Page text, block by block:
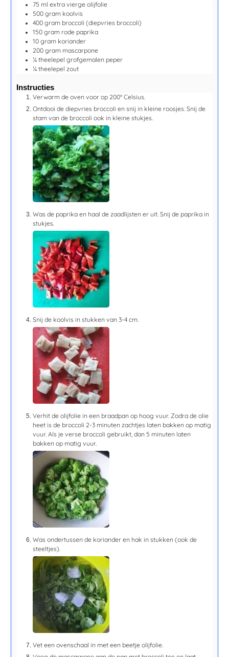
75 mlextra vierge olijfolie
500 gram koolvis
400 gram broccoli (diepvries broccoli)
150 gram rode paprika
10 gram koriander
200 gram mascarpone
¼ theelepel grofgemalen peper
¼ theelepel zout
Instructies
Verwarm de oven voor op 200° Celsius.
Ontdooi de diepvries broccoli en snij in kleine roosjes. Snij de
stam van de broccoli ook in kleine stukjes.
Was de paprika en haal de zaadlijsten er uit. Snij de paprika in
stukjes.
Snij de koolvis in stukken van 3-4 cm.
Verhit de olijfolie in een braadpan op hoog vuur. Zodra de olie
heet is de broccoli 2-3 minuten zachtjes laten bakken op matig
vuur. Als je verse broccoli gebruikt, dan 5 minuten laten
bakken op matig vuur.
Was ondertussen de koriander en hak in stukken (ook de
steeltjes).
Vet een ovenschaal in met een beetje olijfolie.